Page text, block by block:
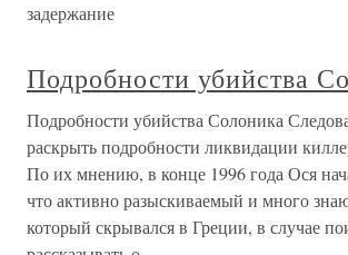
задержание
Подробности убийства
Подробности убийства Солоника
раскрыть подробности ликвидации
По их мнению, в конце 1996 года Ося
что активно разыскиваемый и много
который скрывался в Греции, в случае